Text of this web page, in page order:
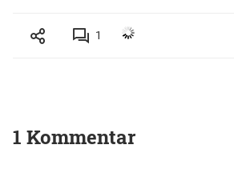
1
1 Kommentar